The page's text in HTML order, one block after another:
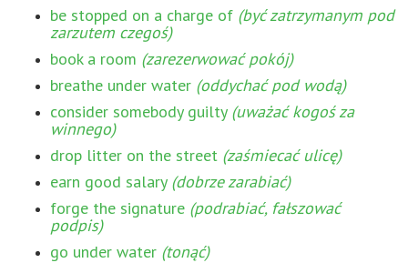
be stopped on a charge of (być zatrzymanym pod
zarzutem czegoś)
book a room (zarezerwować pokój)
breathe under water (oddychać pod wodą)
consider somebody guilty (uważać kogoś za
winnego)
drop litter on the street (zaśmiecać ulicę)
earn good salary (dobrze zarabiać)
forge the signature (podrabiać, fałszować
podpis)
go under water (tonąć)